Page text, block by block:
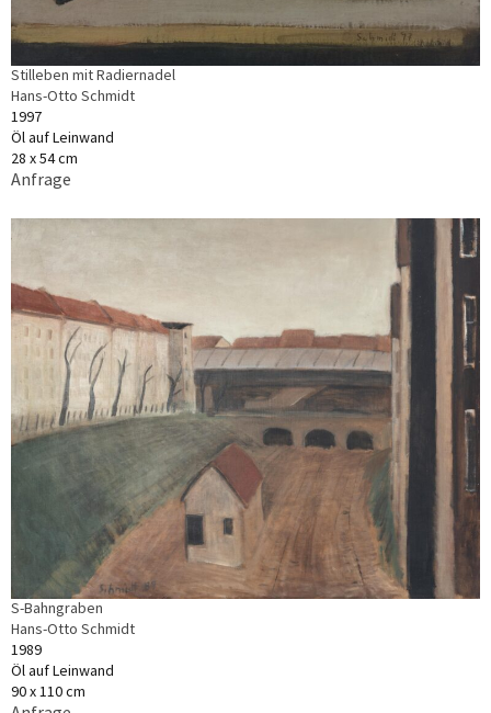
Stilleben mit Radiernadel
Hans-Otto Schmidt
1997
Öl auf Leinwand
28 x 54 cm
Anfrage
S-Bahngraben
Hans-Otto Schmidt
1989
Öl auf Leinwand
90 x 110 cm